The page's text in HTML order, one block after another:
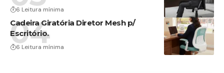
6 Leitura mínima
Cadeira Giratória Diretor Mesh p/
Escritório.
6 Leitura mínima